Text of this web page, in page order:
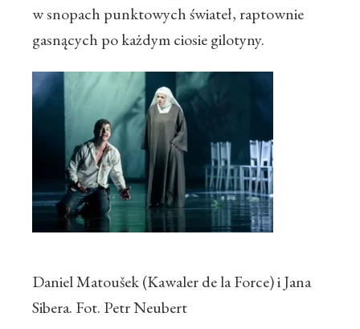
w snopach punktowych świateł, raptownie
gasnących po każdym ciosie gilotyny.
Daniel Matoušek (Kawaler de la Force) i Jana
Sibera. Fot. Petr Neubert